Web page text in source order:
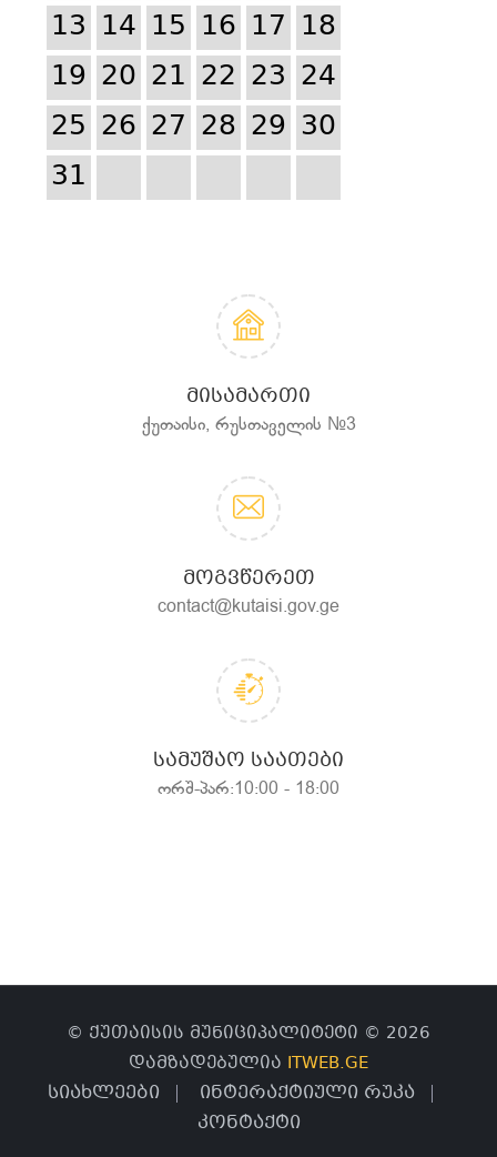
13 14 15 16 17 18
19 20 21 22 23 24
25 26 27 28 29 30
31
ᲛᲘᲡᲐᲛᲐᲠᲗᲘ
ქუთაისი, რუსთაველის №3
ᲛᲝᲒᲕᲬᲔᲠᲔᲗ
contact@kutaisi.gov.ge
ᲡᲐᲛᲣᲨᲐᲝ ᲡᲐᲐᲗᲔᲑᲘ
ორშ-პარ:10:00 - 18:00
© ქუთაისის მუნიციპალიტეტი © 2026
დამზადებულია ITWEB.GE
სიახლეები
ინტერაქტიული რუკა
კონტაქტი